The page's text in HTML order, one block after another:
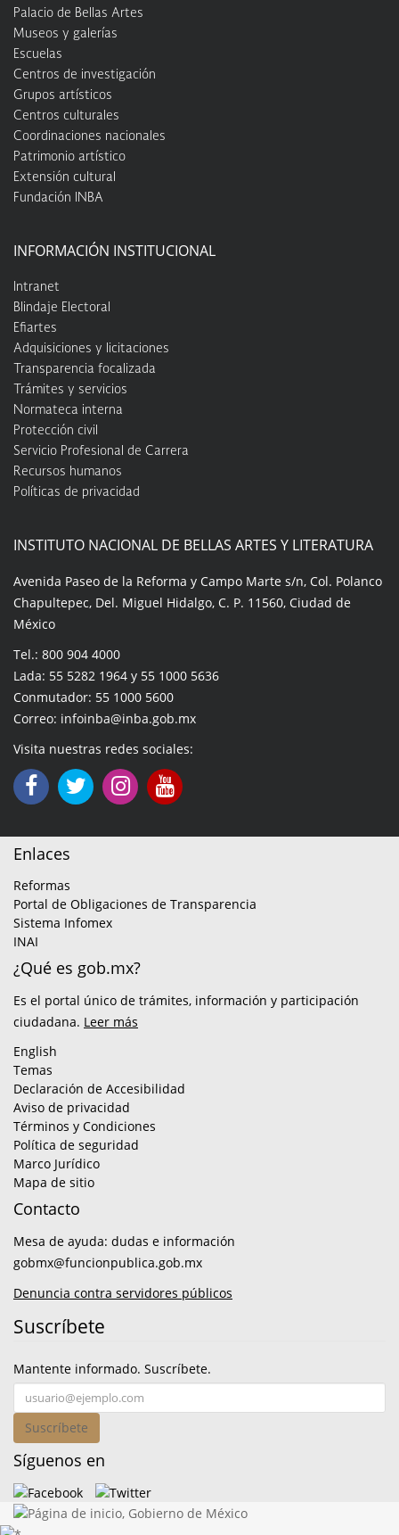
Palacio de Bellas Artes
Museos y galerías
Escuelas
Centros de investigación
Grupos artísticos
Centros culturales
Coordinaciones nacionales
Patrimonio artístico
Extensión cultural
Fundación INBA
INFORMACIÓN INSTITUCIONAL
Intranet
Blindaje Electoral
Efiartes
Adquisiciones y licitaciones
Transparencia focalizada
Trámites y servicios
Normateca interna
Protección civil
Servicio Profesional de Carrera
Recursos humanos
Políticas de privacidad
INSTITUTO NACIONAL DE BELLAS ARTES Y LITERATURA
Avenida Paseo de la Reforma y Campo Marte s/n, Col. Polanco
Chapultepec, Del. Miguel Hidalgo, C. P. 11560, Ciudad de
México
Tel.: 800 904 4000
Lada: 55 5282 1964 y 55 1000 5636
Conmutador: 55 1000 5600
Correo: infoinba@inba.gob.mx
Visita nuestras redes sociales:
Enlaces
Reformas
Portal de Obligaciones de Transparencia
Sistema Infomex
INAI
¿Qué es gob.mx?
Es el portal único de trámites, información y participación
ciudadana. Leer más
English
Temas
Declaración de Accesibilidad
Aviso de privacidad
Términos y Condiciones
Política de seguridad
Marco Jurídico
Mapa de sitio
Contacto
Mesa de ayuda: dudas e información
gobmx@funcionpublica.gob.mx
Denuncia contra servidores públicos
Suscríbete
Mantente informado. Suscríbete.
Suscríbete
Síguenos en